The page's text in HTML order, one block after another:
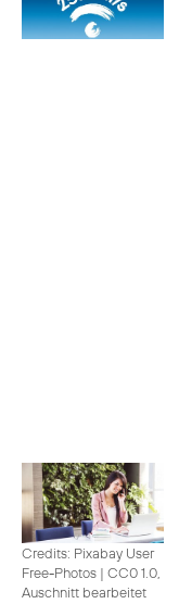
Credits: Pixabay User
Free-Photos | CC0 1.0,
Auschnitt bearbeitet